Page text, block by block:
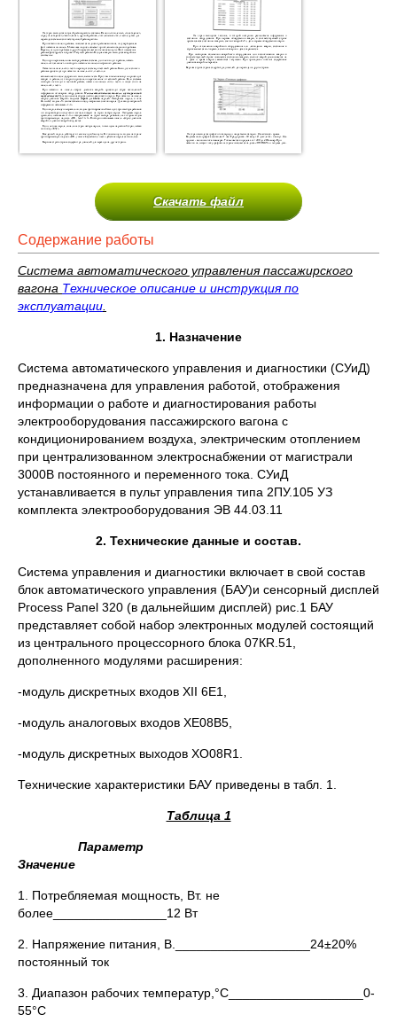
Скачать файл
Содержание работы
Система автоматического управления пассажирского
вагона Техническое описание и инструкция по
эксплуатации
1. Назначение
Система автоматического управления и диагностики (СУиД)
предназначена для управления работой, отображения
информации о работе и диагностирования работы
электрооборудования пассажирского вагона с
кондиционированием воздуха, электрическим отоплением
при централизованном электроснабжении от магистрали
3000В постоянного и переменного тока. СУиД
устанавливается в пульт управления типа 2ПУ.105 УЗ
комплекта электрооборудования ЭВ 44.03.11
2. Технические данные и состав.
Система управления и диагностики включает в свой состав
блок автоматического управления (БАУ)и сенсорный дисплей
Ргосеss Рапеl 320 (в дальнейшим дисплей) рис.1 БАУ
представляет собой набор электронных модулей состоящий
из центрального процессорного блока 07КR.51,
дополненного модулями расширения:
-модуль дискретных входов XII 6Е1,
-модуль аналоговых входов ХЕ08В5,
-модуль дискретных выходов ХO08R1.
Технические характеристики БАУ приведены в табл. 1.
Таблица 1
Параметр
Значение
1. Потребляемая мощность, Вт. не
более________________12 Вт
2. Напряжение питания, В.___________________24±20%
постоянный ток
3. Диапазон рабочих температур,°С___________________0-
55°С